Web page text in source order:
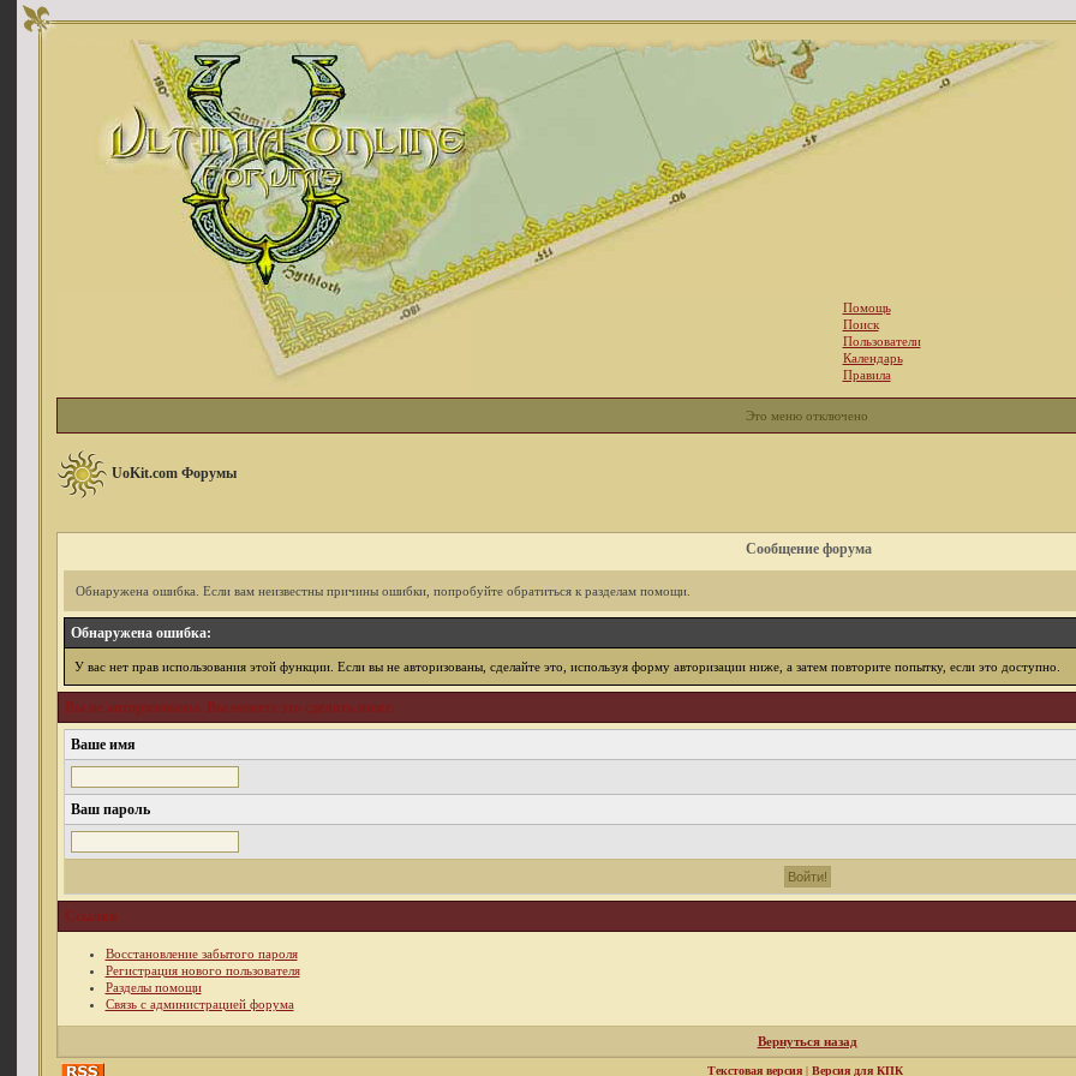
Помощь
Поиск
Пользователи
Календарь
Правила
Это меню отключено
UoKit.com Форумы
Сообщение форума
Обнаружена ошибка. Если вам неизвестны причины ошибки, попробуйте обратиться к разделам помощи.
Обнаружена ошибка:
У вас нет прав использования этой функции. Если вы не авторизованы, сделайте это, используя форму авторизации ниже, а затем повторите попытку, если это доступно.
Вы не авторизованы. Вы можете это сделать ниже.
Ваше имя
Ваш пароль
Ссылки
Восстановление забытого пароля
Регистрация нового пользователя
Разделы помощи
Связь с администрацией форума
Вернуться назад
Текстовая версия| Версия для КПК